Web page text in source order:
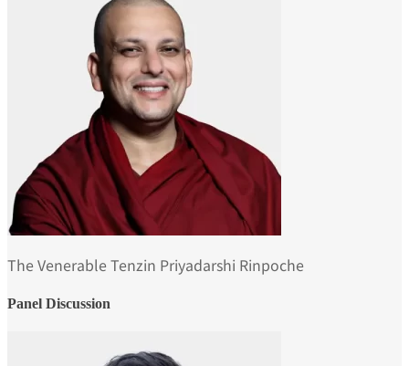
The Venerable Tenzin Priyadarshi Rinpoche
Panel Discussion